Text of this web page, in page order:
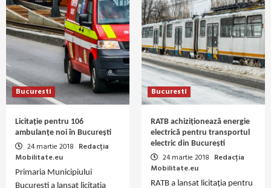
Bucuresti
Licitație pentru 106
ambulanțe noi în București
24 martie 2018 Redacția
Mobilitate.eu
Primaria Municipiului
Bucuresti a lansat licitația
Bucuresti
RATB achiziționează energie
electrică pentru transportul
electric din București
24 martie 2018 Redacția
Mobilitate.eu
RATB a lansat licitația pentru